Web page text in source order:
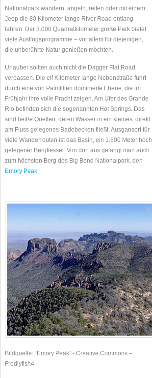
Nationalpark wandern, angeln, reiten oder mit einem
Jeep die 80 Kilometer lange River Road entlang
fahren. Der 3.000 Quadratkilometer große Park bietet
viele Ausflugsprogramme – vor allem für diejenigen,
die unberührte Natur genießen möchten.
Urlauber sollten auch nicht die Dagger Flat Road
verpassen. Die elf Kilometer lange Nebenstraße führt
durch eine von Palmlilien dominierte Ebene, die im
Frühjahr ihre volle Pracht zeigen. Am Ufer des Grande
Rio befinden sich die sogenannten Hot Springs. Das
sind heiße Quellen, deren Wasser in ein kleines, direkt
am Fluss gelegenes Badebecken fließt. Ausgansort für
viele Wanderrouten ist das Basin, ein 1.600 Meter hoch
gelegener Bergkessel. Von dort aus gelangt man auch
zum höchsten Berg des Big Bend Nationalpark, den
Emory Peak.
Bildquelle: “Emory Peak” - Creative Commons –
Fredlyfish4